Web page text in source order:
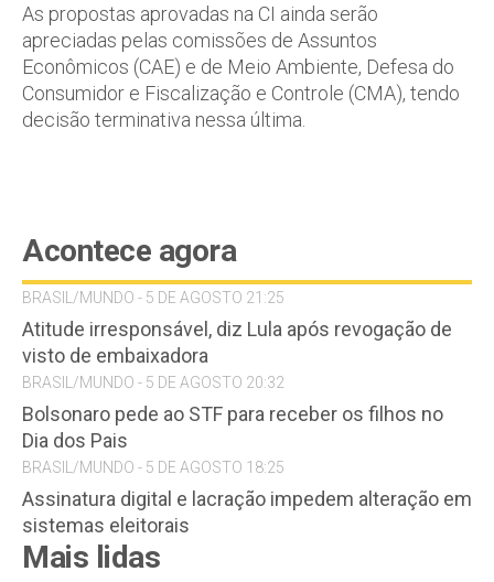
As propostas aprovadas na CI ainda serão
apreciadas pelas comissões de Assuntos
Econômicos (CAE) e de Meio Ambiente, Defesa do
Consumidor e Fiscalização e Controle (CMA), tendo
decisão terminativa nessa última.
Acontece agora
BRASIL/MUNDO - 5 DE AGOSTO 21:25
Atitude irresponsável, diz Lula após revogação de
visto de embaixadora
BRASIL/MUNDO - 5 DE AGOSTO 20:32
Bolsonaro pede ao STF para receber os filhos no
Dia dos Pais
BRASIL/MUNDO - 5 DE AGOSTO 18:25
Assinatura digital e lacração impedem alteração em
sistemas eleitorais
Mais lidas